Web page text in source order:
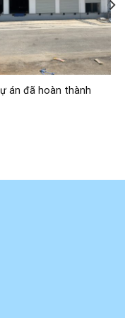
án đã hoàn thành